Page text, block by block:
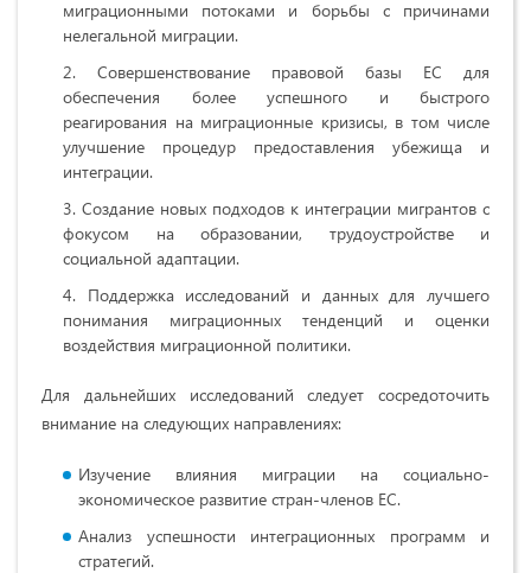
миграционными потоками и борьбы с причинами
нелегальной миграции.
Совершенствование правовой базы ЕС для
обеспечения более успешного и быстрого
реагирования на миграционные кризисы, в том числе
улучшение процедур предоставления убежища и
интеграции.
Создание новых подходов к интеграции мигрантов с
фокусом на образовании, трудоустройстве и
социальной адаптации.
Поддержка исследований и данных для лучшего
понимания миграционных тенденций и оценки
воздействия миграционной политики.
Для дальнейших исследований следует сосредоточить
внимание на следующих направлениях:
Изучение влияния миграции на социально-
экономическое развитие стран-членов ЕС.
Анализ успешности интеграционных программ и
стратегий.